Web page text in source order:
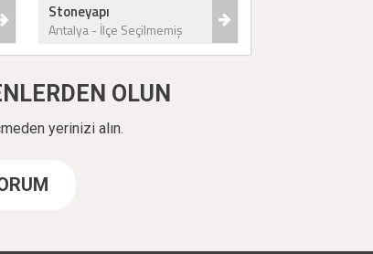
Stoneyapı
Antalya - İlçe Seçilmemiş
OLUN
yerinizi alın.